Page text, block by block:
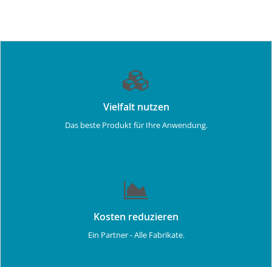
Vielfalt nutzen
Das beste Produkt für Ihre Anwendung.
Kosten reduzieren
Ein Partner - Alle Fabrikate.